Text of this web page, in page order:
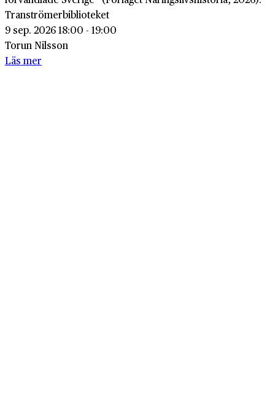
Tranströmerbiblioteket
9 sep. 2026 18:00 - 19:00
Torun Nilsson
Läs mer